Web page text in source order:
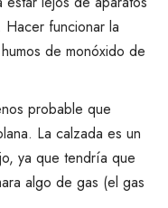
funcionar la
de monóxido de
probable que
La calzada es un
ya que tendría que
algo de gas (el gas